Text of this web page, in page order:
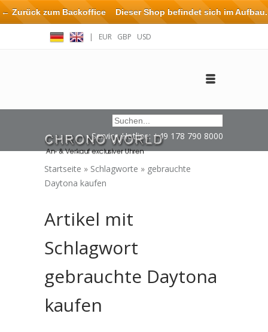
| EUR GBP USD
Service Hotline: +49 178 790 8000
Startseite » Schlagworte » gebrauchte
Daytona kaufen
Artikel mit
Schlagwort
gebrauchte Daytona
kaufen
← Zurück zum BackofficeDieser Shop befindet sich im Aufbau.
Eventuell können nicht alle Bestellungen eingehalten oder erfüllt